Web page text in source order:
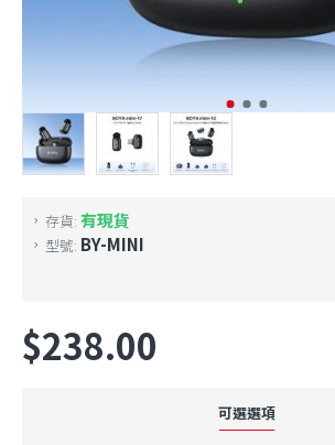
存貨: 有現貨
型號: BY-MINI
$238.00
可選選項